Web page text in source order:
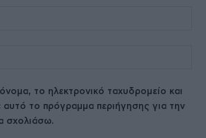
το ηλεκτρονικό ταχυδρομείο και
το πρόγραμμα περιήγησης για την
σχολιάσω.